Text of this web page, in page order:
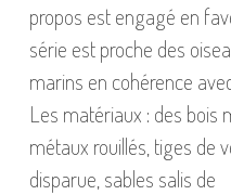
propos est engagé en
série est proche des
marins en cohérence
Les matériaux : des bois
métaux rouillés, tiges de
disparue, sables salis de